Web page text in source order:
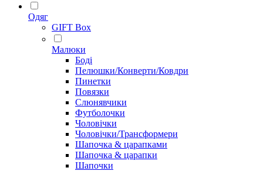
Одяг
GIFT Box
Малюки
Боді
Пелюшки/Конверти/Ковдри
Пинетки
Повязки
Слюнявчики
Футболочки
Чоловічки
Чоловічки/Трансформери
Шапочка & царапками
Шапочка & царапки
Шапочки